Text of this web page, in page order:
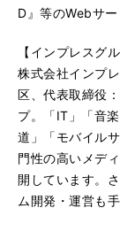
D』等のWebサー
【インプレスグ
株式会社インプ
区、代表取締役
プ。「IT」「音
道」「モバイル
門性の高いメデ
開しています。
ム開発・運営も